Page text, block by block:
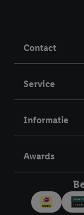
Contact
Service
Informatie
Awards